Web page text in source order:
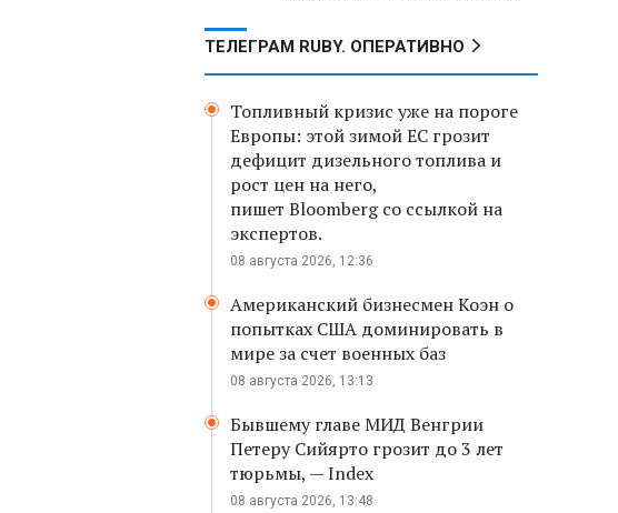
ТЕЛЕГРАМ RUBY. ОПЕРАТИВНО
Топливный кризис уже на пороге
Европы: этой зимой ЕС грозит
дефицит дизельного топлива и
рост цен на него,
пишет Bloomberg со ссылкой на
экспертов.
08 августа 2026, 12:36
Американский бизнесмен Коэн о
попытках США доминировать в
мире за счет военных баз
08 августа 2026, 13:13
Бывшему главе МИД Венгрии
Петеру Сийярто грозит до 3 лет
тюрьмы, — Index
08 августа 2026, 13:48